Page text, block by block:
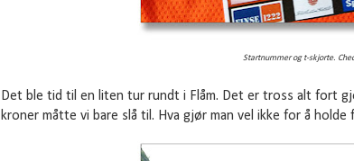
Startnummer og t-skjorte.
Det ble tid til en liten tur rundt i Flåm. Det er tross alt fort
kroner måtte vi bare slå til. Hva gjør man vel ikke for å